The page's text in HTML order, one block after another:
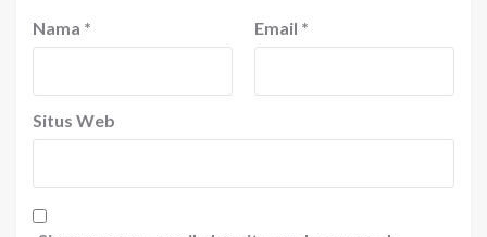
Nama * Email *
Situs Web